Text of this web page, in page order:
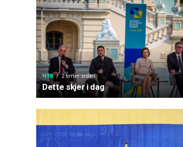
NTB 2 timer siden
Dette skjer i dag